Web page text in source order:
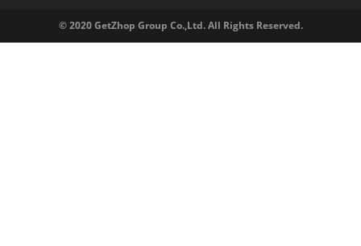
© 2020 GetZhop Group Co.,Ltd. All Rights Reserved.